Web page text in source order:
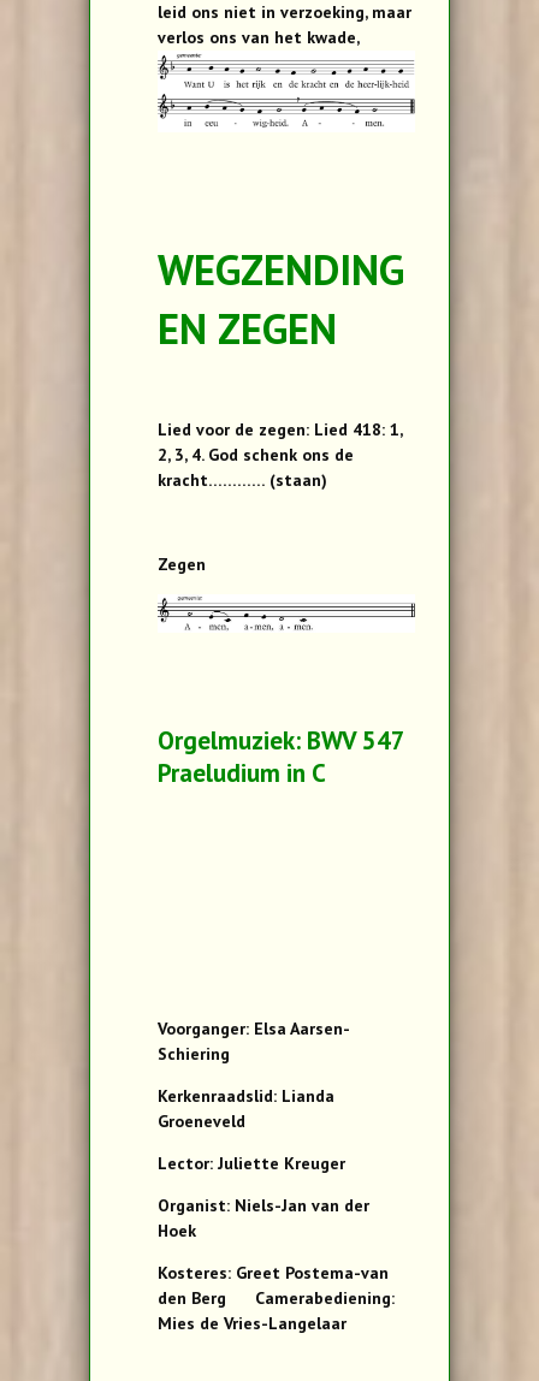
leid ons niet in verzoeking, maar
verlos ons van het kwade,
WEGZENDING
EN ZEGEN
Lied voor de zegen: Lied 418: 1,
2, 3, 4. God schenk ons de
kracht………… (staan)
Zegen
Orgelmuziek: BWV 547
Praeludium in C
Voorganger: Elsa Aarsen-
Schiering
Kerkenraadslid: Lianda
Groeneveld
Lector: Juliette Kreuger
Organist: Niels-Jan van der
Hoek
Kosteres: Greet Postema-van
den Berg Camerabediening:
Mies de Vries-Langelaar